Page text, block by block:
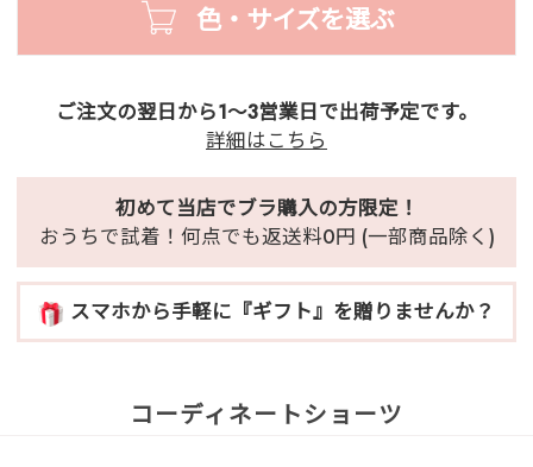
色・サイズを選ぶ
ご注文の翌日から1～3営業日で出荷予定です。
詳細はこちら
初めて当店でブラ購入の方限定！
おうちで試着！何点でも返送料0円 (一部商品除く)
スマホから手軽に『ギフト』を贈りませんか？
コーディネートショーツ